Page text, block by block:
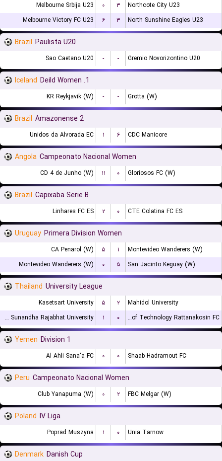
Melbourne Srbija U23 ۰ ۳
Northcote City U23
Melbourne Victory FC U23
۶ ۳ North Sunshine Eagles U23
Brazil Paulista U20
Sao Caetano U20 - - Gremio Novorizontino U20
Iceland 1. Deild Women
KR Reykjavik (W) - - Grotta (W)
Brazil Amazonense 2
Unidos da Alvorada EC ۱ ۶ CDC Manicore
Angola Campeonato Nacional Women
CD 4 de Junho (W) ۱۱ ۰ Gloriosos FC (W)
Brazil Capixaba Serie B
Linhares FC ES ۲ ۰ CTE Colatina FC ES
Uruguay Primera Division Women
CA Penarol (W) ۵ ۱
Montevideo Wanderers (W)
Montevideo Wanderers (W)
۰ ۵ San Jacinto Keguay (W)
Thailand University League
Kasetsart University ۵ ۲
Mahidol University
Suan Sunandha Rajabhat University
۱ ۰ Rajamangala University of Technology Rattanakosin FC
Yemen Division 1
Al Ahli Sana'a FC ۰ ۰ Shaab Hadramout FC
Peru Campeonato Nacional Women
Club Yanapuma (W) ۰ ۲ FBC Melgar (W)
Poland IV Liga
Poprad Muszyna ۱ ۰ Unia Tarnow
Denmark Danish Cup